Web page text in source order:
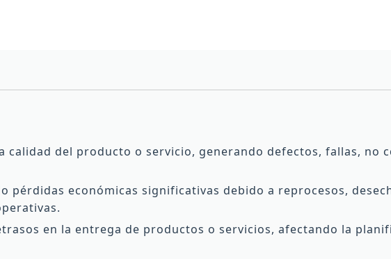
calidad del producto o servicio, generando defectos, fallas, no
pérdidas económicas significativas debido a reprocesos,
en la entrega de productos o servicios, afectando la